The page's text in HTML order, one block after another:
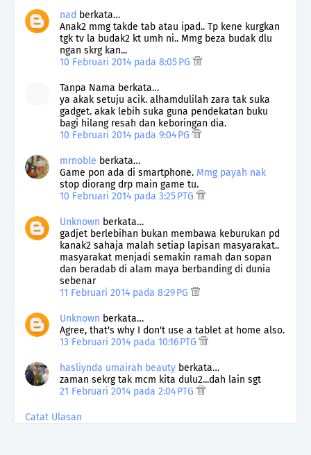
nad berkata…
Anak2 mmg takde tab atau ipad.. Tp kene kurgkan
tgk tv la budak2 kt umh ni.. Mmg beza budak dlu
ngan skrg kan...
10 Februari 2014 pada 8:05 PG
Tanpa Nama berkata…
ya akak setuju acik. alhamdulilah zara tak suka
gadget. akak lebih suka guna pendekatan buku
bagi hilang resah dan keboringan dia.
10 Februari 2014 pada 9:04 PG
mrnoble berkata…
Game pon ada di smartphone. Mmg payah nak
stop diorang drp main game tu.
10 Februari 2014 pada 3:25 PTG
Unknown berkata…
gadjet berlebihan bukan membawa keburukan pd
kanak2 sahaja malah setiap lapisan masyarakat..
masyarakat menjadi semakin ramah dan sopan
dan beradab di alam maya berbanding di dunia
sebenar
11 Februari 2014 pada 8:29 PG
Unknown berkata…
Agree, that's why I don't use a tablet at home also.
13 Februari 2014 pada 10:16 PTG
hasliynda umairah beauty berkata…
zaman sekrg tak mcm kita dulu2...dah lain sgt
21 Februari 2014 pada 2:04 PTG
Catat Ulasan